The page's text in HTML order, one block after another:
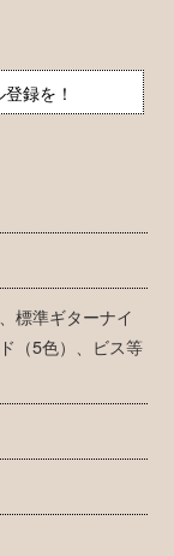
録を！
標準ギターナイ
（5色）、ビス等